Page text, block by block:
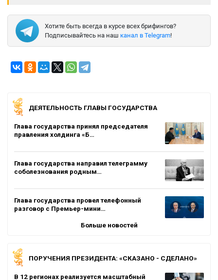
Хотите быть всегда в курсе всех брифингов?
Подписывайтесь на наш канал в Telegram!
ДЕЯТЕЛЬНОСТЬ ГЛАВЫ ГОСУДАРСТВА
Глава государства принял председателя
правления холдинга «Б…
Глава государства направил телеграмму
соболезнования родным…
Глава государства провел телефонный
разговор с Премьер-мини…
Больше новостей
ПОРУЧЕНИЯ ПРЕЗИДЕНТА: «СКАЗАНО - СДЕЛАНО»
В 12 регионах реализуется масштабный